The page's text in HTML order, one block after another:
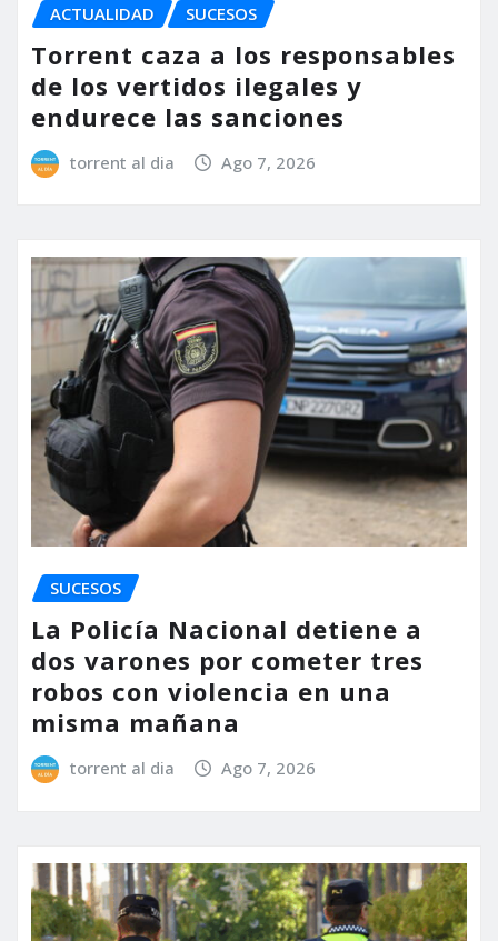
ACTUALIDAD SUCESOS
Torrent caza a los responsables
de los vertidos ilegales y
endurece las sanciones
torrent al dia Ago 7, 2026
SUCESOS
La Policía Nacional detiene a
dos varones por cometer tres
robos con violencia en una
misma mañana
torrent al dia Ago 7, 2026